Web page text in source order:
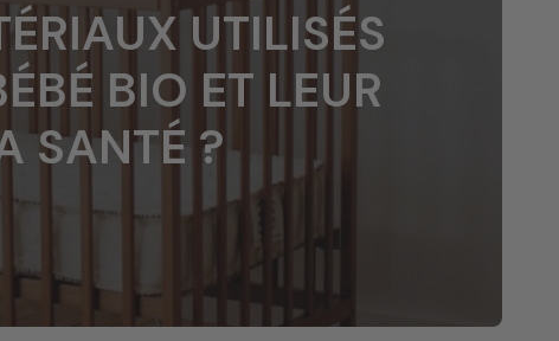
UTILISÉS
BIO ET LEUR
SANTÉ ?